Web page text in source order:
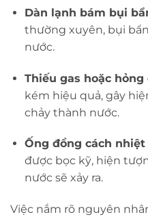
Dàn lạnh bám bụi
thường xuyên, bụi
nước.
Thiếu gas hoặc
kém hiệu quả, gây
chảy thành nước.
Ống đồng cách nhiệt
được bọc kỹ, hiện
nước sẽ xảy ra.
Việc nắm rõ nguyên